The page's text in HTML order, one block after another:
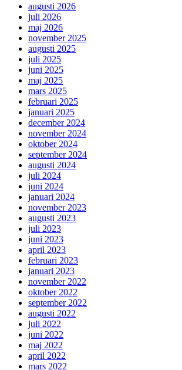
augusti 2026
juli 2026
maj 2026
november 2025
augusti 2025
juli 2025
juni 2025
maj 2025
mars 2025
februari 2025
januari 2025
december 2024
november 2024
oktober 2024
september 2024
augusti 2024
juli 2024
juni 2024
januari 2024
november 2023
augusti 2023
juli 2023
juni 2023
april 2023
februari 2023
januari 2023
november 2022
oktober 2022
september 2022
augusti 2022
juli 2022
juni 2022
maj 2022
april 2022
mars 2022